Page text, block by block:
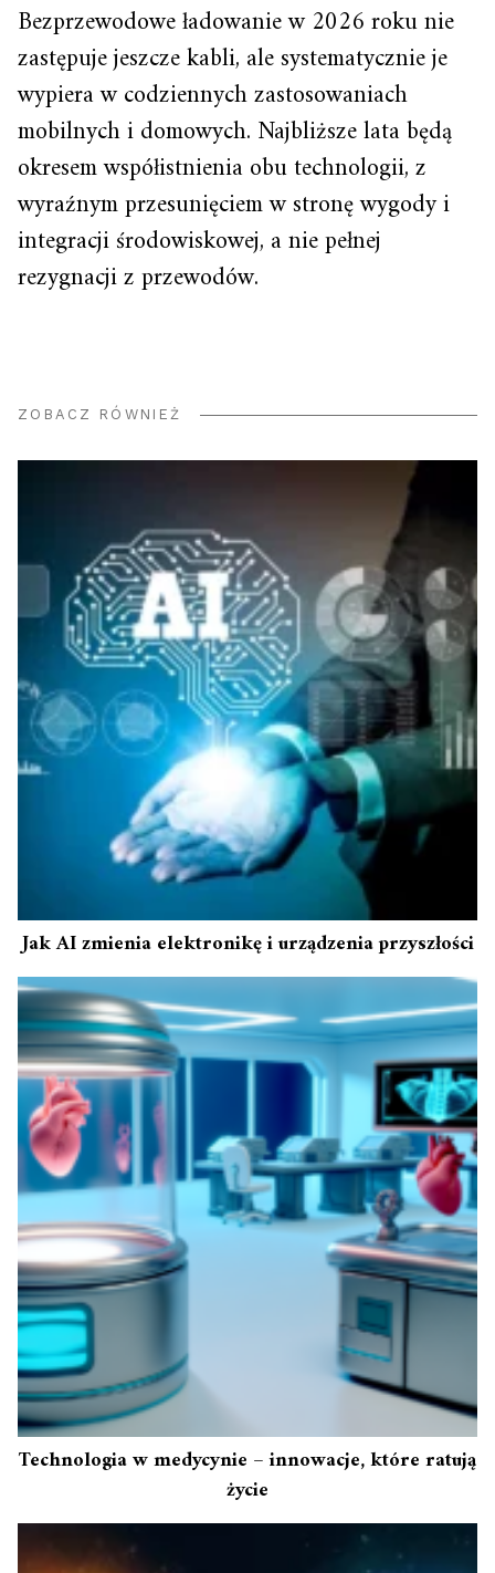
Bezprzewodowe ładowanie w 2026 roku nie
zastępuje jeszcze kabli, ale systematycznie je
wypiera w codziennych zastosowaniach
mobilnych i domowych. Najbliższe lata będą
okresem współistnienia obu technologii, z
wyraźnym przesunięciem w stronę wygody i
integracji środowiskowej, a nie pełnej
rezygnacji z przewodów.
ZOBACZ RÓWNIEŻ
Jak AI zmienia elektronikę i urządzenia przyszłości
Technologia w medycynie – innowacje, które ratują
życie